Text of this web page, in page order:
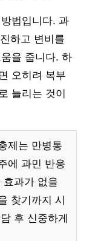
법입니다. 과
하고 변비를
을 줍니다. 하
오히려 복부
늘리는 것이
제는 만병통
에 과민 반응
효과가 없을
찾기까지 시
후 신중하게